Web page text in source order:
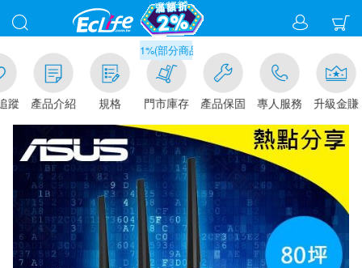
蹤 產品介紹 規格
滿千元門市取貨現折1%(部分商品不適用)-請點我看
門市庫存 產品保固 專人服務 升級金賺